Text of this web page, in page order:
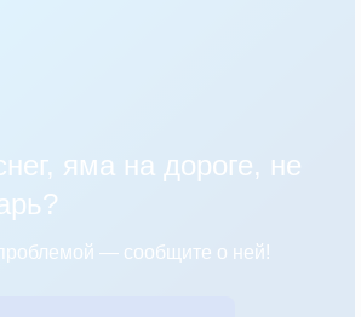
яма на дороге, не
— сообщите о ней!